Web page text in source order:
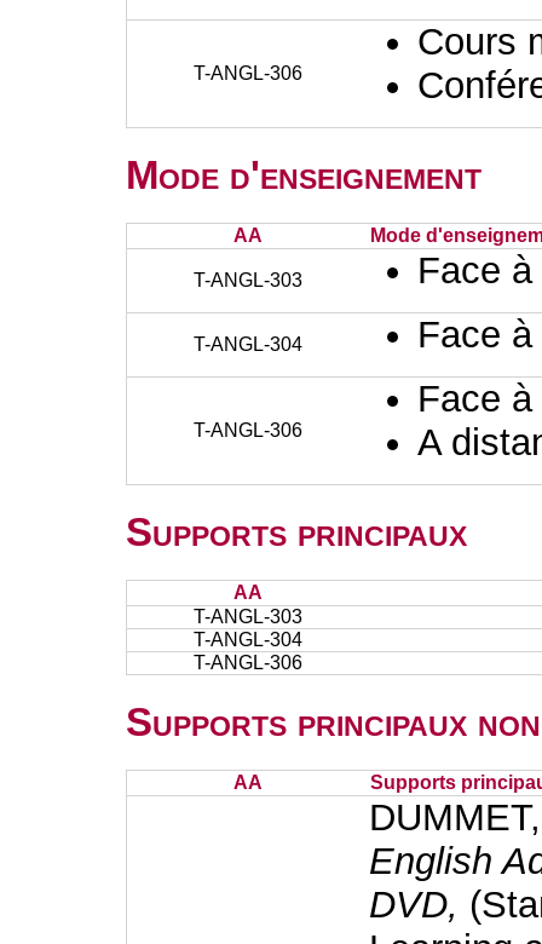
T-ANGL-306
Cours
Mode d'enseignement
AA Mode
T-ANGL-303 Face
T-ANGL-304 Face
T-ANGL-306
Face
A
Supports principaux
AA
T-ANGL-303
T-ANGL-304
T-ANGL-306
Supports principaux
AA Supports
English
DVD,